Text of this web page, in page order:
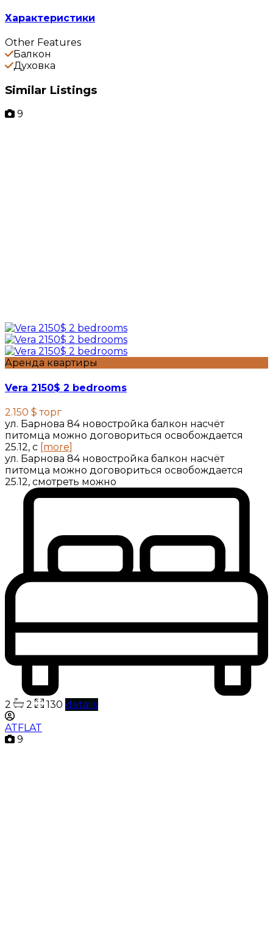
Характеристики
Other Features
Балкон
Духовка
Similar Listings
9
Аренда квартиры
Vera 2150$ 2 bedrooms
2.150 $торг
ул. Барнова 84 новостройка балкон насчёт
питомца можно договориться освобождается
25.12, с [more]
ул. Барнова 84 новостройка балкон насчёт
питомца можно договориться освобождается
25.12, смотреть можно
2 2 130 details
ATFLAT
9